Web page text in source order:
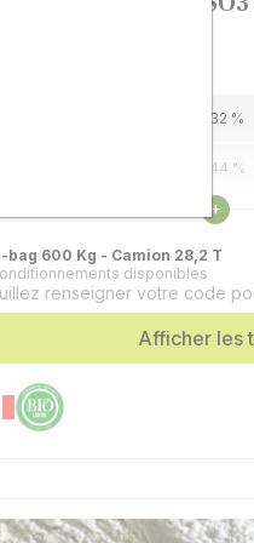
32 %
44 %
Voir
+
bag 600 Kg - Camion 28,2 T
disponibles
renseigner votre code
Afficher les